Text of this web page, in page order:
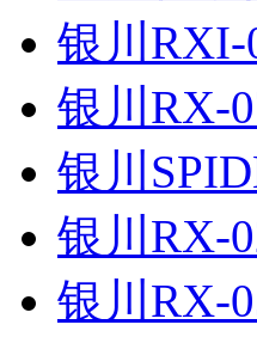
银川RXI-
银川RX-
银川
银川RX-
银川RX-